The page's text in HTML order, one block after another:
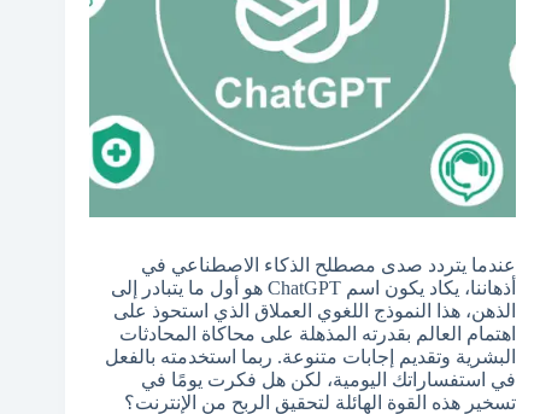
عندما يتردد صدى مصطلح الذكاء الاصطناعي في
أذهاننا، يكاد يكون اسم ChatGPT هو أول ما يتبادر إلى
الذهن، هذا النموذج اللغوي العملاق الذي استحوذ على
اهتمام العالم بقدرته المذهلة على محاكاة المحادثات
البشرية وتقديم إجابات متنوعة. ربما استخدمته بالفعل
في استفساراتك اليومية، لكن هل فكرت يومًا في
تسخير هذه القوة الهائلة لتحقيق الربح من الإنترنت؟